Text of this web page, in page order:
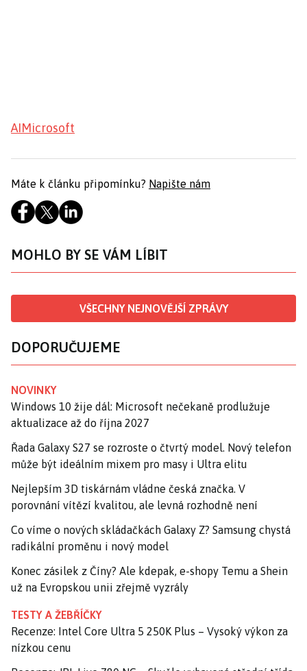
AIMicrosoft
Máte k článku připomínku? Napište nám
MOHLO BY SE VÁM LÍBIT
VŠECHNY NEJNOVĚJŠÍ ZPRÁVY
DOPORUČUJEME
NOVINKY
Windows 10 žije dál: Microsoft nečekaně prodlužuje
aktualizace až do října 2027
Řada Galaxy S27 se rozroste o čtvrtý model. Nový telefon
může být ideálním mixem pro masy i Ultra elitu
Nejlepším 3D tiskárnám vládne česká značka. V
porovnání vítězí kvalitou, ale levná rozhodně není
Co víme o nových skládačkách Galaxy Z? Samsung chystá
radikální proměnu i nový model
Konec zásilek z Číny? Ale kdepak, e-shopy Temu a Shein
už na Evropskou unii zřejmě vyzrály
TESTY A ŽEBŘÍČKY
Recenze: Intel Core Ultra 5 250K Plus – Vysoký výkon za
nízkou cenu